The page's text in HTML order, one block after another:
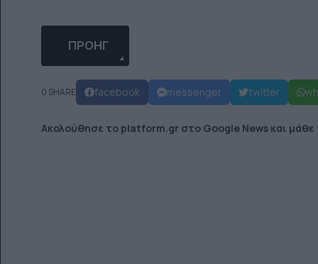
ΠΡΟΗΓΟΎΜΕΝΟ ΆΡΘΡΟ: 'MURDER OF
ΠΡΟΗΓ
0 SHARE facebook messenger twitter
Ακολούθησε το platform.gr στο Google News και